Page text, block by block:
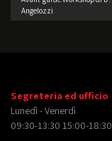
Angelozzi
Segreteria ed ufficio
Lunedì - Venerdì
09:30-13:30 15:00-18:30